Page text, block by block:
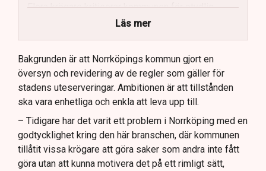
Flera krögare kritiserar kommunen för otydlig
Kommunen vill skapa enhetliga regler för
uteserveringar.
Lindas Kula ställer in uteserveringen för
sommaren.
Läs mer
Bakgrunden är att Norrköpings kommun gjort en
översyn och revidering av de regler som gäller för
stadens uteserveringar. Ambitionen är att tillstånden
ska vara enhetliga och enkla att leva upp till.
– Tidigare har det varit ett problem i Norrköping med en
godtycklighet kring den här branschen, där kommunen
tillåtit vissa krögare att göra saker som andra inte fått
göra utan att kunna motivera det på ett rimligt sätt,